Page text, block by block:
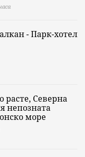
- Парк-хотел
Северна
непозната
море